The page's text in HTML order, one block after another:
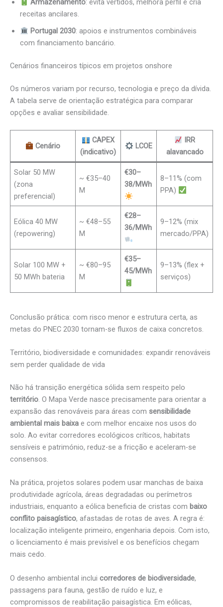
Armazenamento: evita vertidos, melhora perfil e cria
receitas ancilares.
Portugal 2030: apoios e instrumentos combináveis
com financiamento bancário.
Cenários financeiros típicos em projetos onshore
Os números variam por recurso, tecnologia e preço da dívida.
A tabela serve de orientação estratégica para comparar
opções e avaliar sensibilidade.
Cenário
CAPEX
(indicativo)
LCOE
IRR
alavancado
Solar 50 MW
(zona
preferencial)
~ €35–40
M
€30–
38/MWh
8–11% (com
PPA)
Eólica 40 MW
(repowering)
~ €48–55
M
€28–
36/MWh
9–12% (mix
mercado/PPA)
Solar 100 MW +
50 MWh bateria
~ €80–95
M
€35–
45/MWh
9–13% (flex +
serviços)
Conclusão prática: com risco menor e estrutura certa, as
metas do PNEC 2030 tornam-se fluxos de caixa concretos.
Território, biodiversidade e comunidades: expandir renováveis
sem perder qualidade de vida
Não há transição energética sólida sem respeito pelo
território. O Mapa Verde nasce precisamente para orientar a
expansão das renováveis para áreas com sensibilidade
ambiental mais baixa e com melhor encaixe nos usos do
solo. Ao evitar corredores ecológicos críticos, habitats
sensíveis e património, reduz-se a fricção e aceleram-se
consensos.
Na prática, projetos solares podem usar manchas de baixa
produtividade agrícola, áreas degradadas ou perímetros
industriais, enquanto a eólica beneficia de cristas com baixo
conflito paisagístico, afastadas de rotas de aves. A regra é:
localização inteligente primeiro, engenharia depois. Com isto,
o licenciamento é mais previsível e os benefícios chegam
mais cedo.
O desenho ambiental inclui corredores de biodiversidade,
passagens para fauna, gestão de ruído e luz, e
compromissos de reabilitação paisagística. Em eólicas,